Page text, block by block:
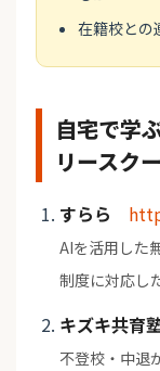
在籍校との
自宅で学
リースク
すらら
AIを活用した
制度に対応し
キズキ共育
不登校・中退